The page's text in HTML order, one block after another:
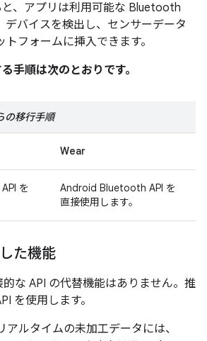
、アプリは利用可能な Bluetooth
デバイスを検出し、センサーデータ
フォームに挿入できます。
手順は次のとおりです。
の移行手順
Wear
を
Android Bluetooth API を
直接使用します。
た機能
な API の代替機能はありません。推
を使用します。
アルタイムの未加工データには、